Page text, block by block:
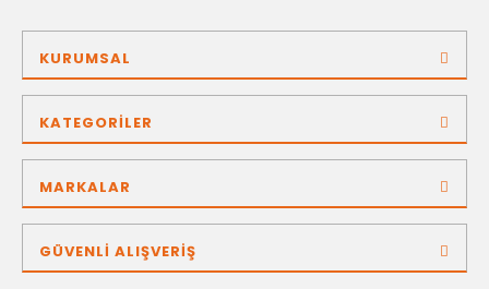
KURUMSAL
KATEGORİLER
MARKALAR
GÜVENLİ ALIŞVERİŞ